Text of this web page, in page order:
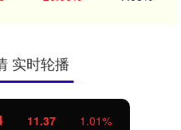
实时轮播
11.37 1.01%